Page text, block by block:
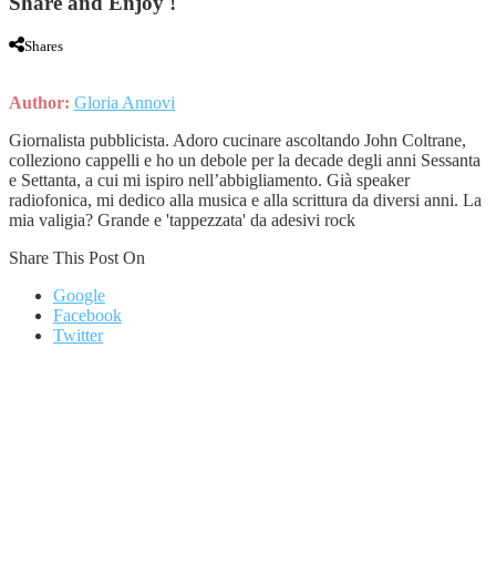
Shares
Author: Gloria Annovi
Giornalista pubblicista. Adoro cucinare ascoltando John Coltrane,
colleziono cappelli e ho un debole per la decade degli anni Sessanta
e Settanta, a cui mi ispiro nell’abbigliamento. Già speaker
radiofonica, mi dedico alla musica e alla scrittura da diversi anni. La
mia valigia? Grande e 'tappezzata' da adesivi rock
Share This Post On
Google
Facebook
Twitter